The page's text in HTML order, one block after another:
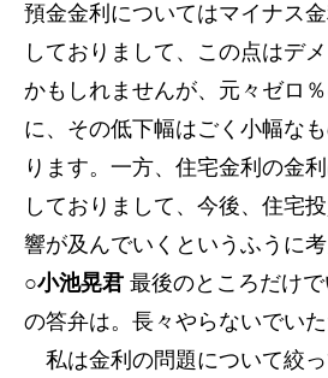
預金金利についてはマイナス
しておりまして、この点はデ
かもしれませんが、元々ゼロ
に、その低下幅はごく小幅な
ります。一方、住宅金利の金
しておりまして、今後、住宅
響が及んでいくというふうに考
○小池晃君 最後のところだけ
の答弁は。長々やらないでいた
私は金利の問題について絞